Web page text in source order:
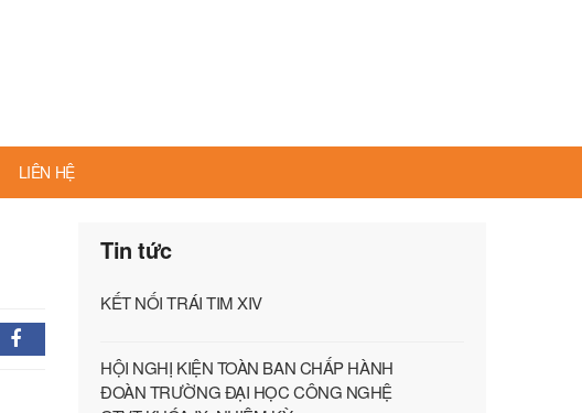
LIÊN HỆ
Tin tức
KẾT NỐI TRÁI TIM XIV
HỘI NGHỊ KIỆN TOÀN BAN CHẤP HÀNH
ĐOÀN TRƯỜNG ĐẠI HỌC CÔNG NGHỆ